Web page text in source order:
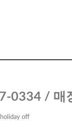
0334 / 매
off